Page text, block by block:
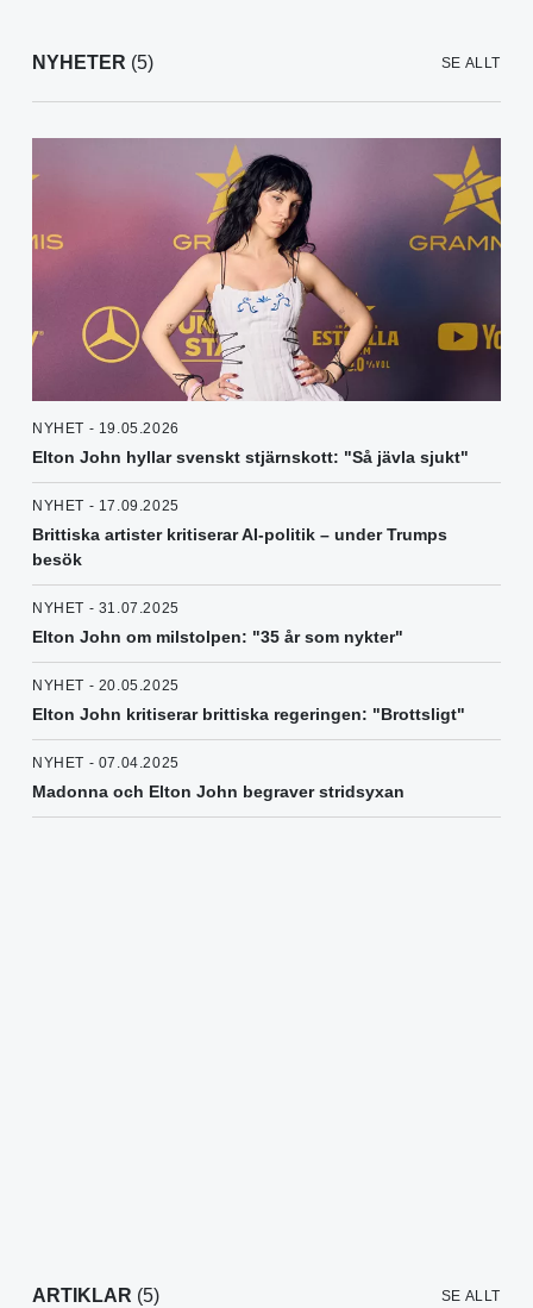
NYHETER (5) SE ALLT
NYHET - 19.05.2026
Elton John hyllar svenskt stjärnskott: "Så jävla sjukt"
NYHET - 17.09.2025
Brittiska artister kritiserar AI-politik – under Trumps
besök
NYHET - 31.07.2025
Elton John om milstolpen: "35 år som nykter"
NYHET - 20.05.2025
Elton John kritiserar brittiska regeringen: "Brottsligt"
NYHET - 07.04.2025
Madonna och Elton John begraver stridsyxan
ARTIKLAR (5) SE ALLT